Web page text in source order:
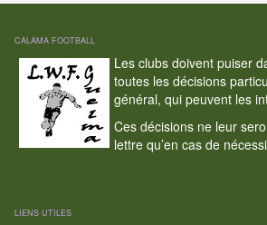
CALAMA FOOTBALL
Les clubs doivent puiser
toutes les décisions
général, qui peuvent les
Ces décisions ne leur
lettre qu’en cas de
LIENS UTILES